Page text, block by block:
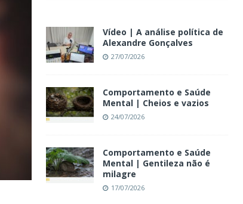
Vídeo | A análise política de
Alexandre Gonçalves
27/07/2026
Comportamento e Saúde
Mental | Cheios e vazios
24/07/2026
Comportamento e Saúde
Mental | Gentileza não é
milagre
17/07/2026